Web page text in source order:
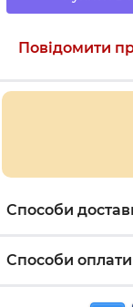
Повідомити
Способи
Способи оплати